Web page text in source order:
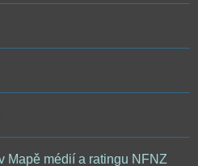
Mapě médií a ratingu NFNZ